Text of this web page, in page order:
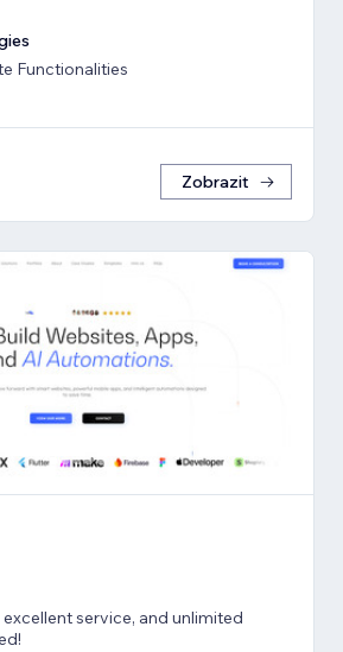
Functionalities
Zobrazit
service, and unlimited